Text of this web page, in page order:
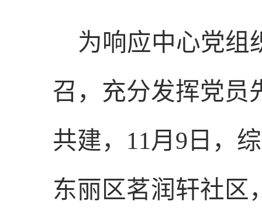
为响应中心党组
召，充分发挥党员
共建， 11月 9 日，
东丽区茗润轩社区